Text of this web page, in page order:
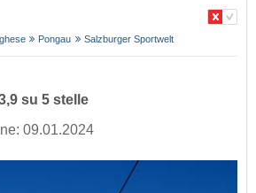
Pongau Salzburger Sportwelt
su 5 stelle
09.01.2024